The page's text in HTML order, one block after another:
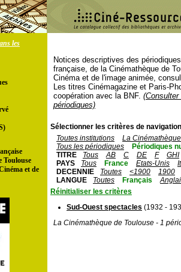
les
Toulouse
et de
Notices descriptives des
française, de la Cinémathèque de
Cinéma et de l'image animée,
Les titres Cinémagazine et Paris-
coopération avec la BNF.
périodiques)
Sélectionner les critères de
Toutes institutions
La
Tous les périodiques
Périodiques
TITRE
Tous AB C DE F
GHI
PAYS
Tous France Etats-Unis
DECENNIE
Toutes <1900
1900
LANGUE
Toutes Français
Réinitialiser les critères
Sud-Ouest spectacles (1932 -
La Cinémathèque de Toulouse - 1